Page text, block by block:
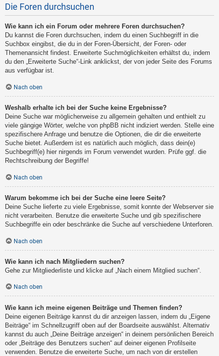
Die Foren durchsuchen
Wie kann ich ein Forum oder mehrere Foren durchsuchen?
Du kannst die Foren durchsuchen, indem du einen Suchbegriff in die
Suchbox eingibst, die du in der Foren-Übersicht, der Foren- oder
Themenansicht findest. Erweiterte Suchmöglichkeiten erhältst du, indem
du den „Erweiterte Suche“-Link anklickst, der von jeder Seite des Forums
aus verfügbar ist.
Nach oben
Weshalb erhalte ich bei der Suche keine Ergebnisse?
Deine Suche war möglicherweise zu allgemein gehalten und enthielt zu
viele gängige Wörter, welche von phpBB nicht indiziert werden. Stelle eine
spezifischere Anfrage und benutze die Optionen, die dir die erweiterte
Suche bietet. Außerdem ist es natürlich auch möglich, dass dein(e)
Suchbegriff(e) hier nirgends im Forum verwendet wurden. Prüfe ggf. die
Rechtschreibung der Begriffe!
Nach oben
Warum bekomme ich bei der Suche eine leere Seite?
Deine Suche lieferte zu viele Ergebnisse, somit konnte der Webserver sie
nicht verarbeiten. Benutze die erweiterte Suche und gib spezifischere
Suchbegriffe ein oder beschränke die Suche auf verschiedene Unterforen.
Nach oben
Wie kann ich nach Mitgliedern suchen?
Gehe zur Mitgliederliste und klicke auf „Nach einem Mitglied suchen“.
Nach oben
Wie kann ich meine eigenen Beiträge und Themen finden?
Deine eigenen Beiträge kannst du dir anzeigen lassen, indem du „Eigene
Beiträge“ im Schnellzugriff oben auf der Boardseite auswählst. Alternativ
kannst du auch „Deine Beiträge anzeigen“ in deinem persönlichen Bereich
oder „Beiträge des Benutzers suchen“ auf deiner eigenen Profilseite
verwenden. Benutze die erweiterte Suche, um nach von dir erstellen